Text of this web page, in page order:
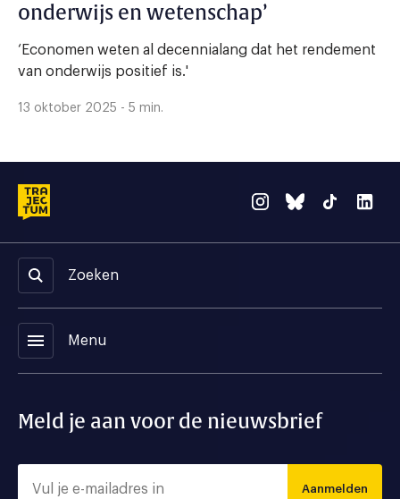
onderwijs en wetenschap’
‘Economen weten al decennialang dat het rendement
van onderwijs positief is.'
13 oktober 2025 - 5 min.
Zoeken
menu Menu
Meld je aan voor de nieuwsbrief
Aanmelden